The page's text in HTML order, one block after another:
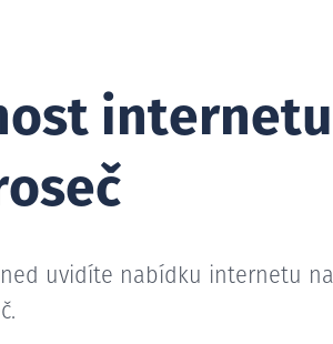
uvidíte nabídku internetu na